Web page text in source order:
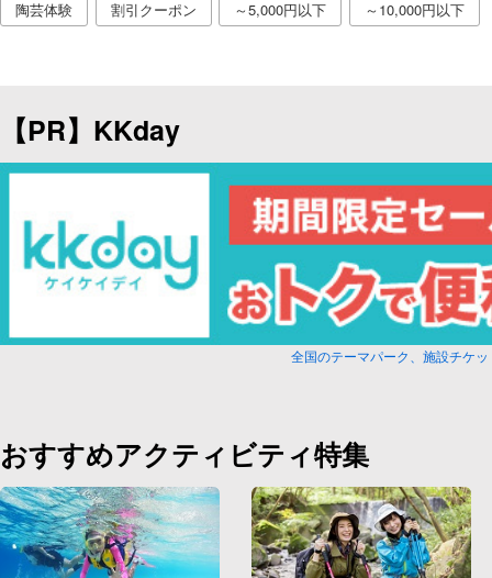
陶芸体験 割引クーポン ～5,000円以下 ～10,000円以下
【PR】KKday
全国のテーマパーク、施設チケ
おすすめアクティビティ特集